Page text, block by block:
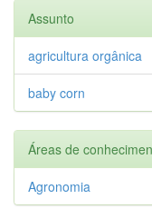
Assunto
agricultura orgânica
baby corn
Áreas de
Agronomia